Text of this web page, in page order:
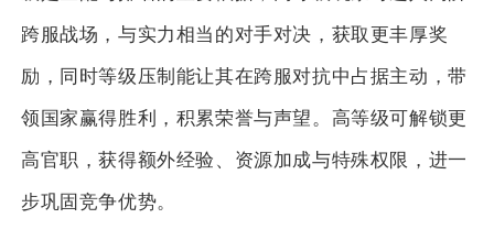
跨服战场，与实力相当的对手对决，获取更丰厚奖
励，同时等级压制能让其在跨服对抗中占据主动，带
领国家赢得胜利，积累荣誉与声望。高等级可解锁更
高官职，获得额外经验、资源加成与特殊权限，进一
步巩固竞争优势。